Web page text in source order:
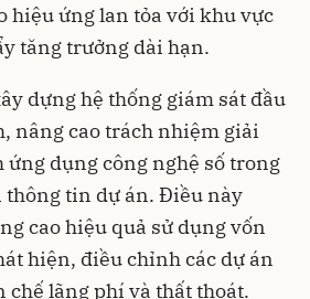
hiệu ứng lan tỏa với khu vực
tăng trưởng dài hạn.
dựng hệ thống giám sát đầu
nâng cao trách nhiệm giải
dụng công nghệ số trong
thông tin dự án. Điều này
cao hiệu quả sử dụng vốn
hiện, điều chỉnh các dự án
chế lãng phí và thất thoát.